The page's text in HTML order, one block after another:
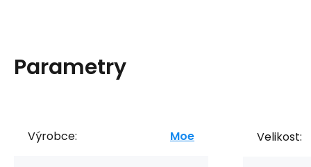
Parametry
Výrobce: Moe Velikost: